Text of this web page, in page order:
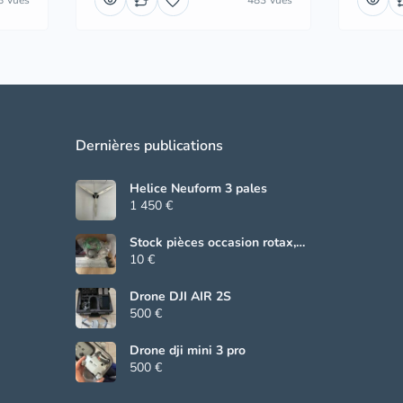
Dernières publications
Helice Neuform 3 pales
1 450 €
Stock pièces occasion rotax,
Beringer, grs
10 €
Drone DJI AIR 2S
500 €
Drone dji mini 3 pro
500 €